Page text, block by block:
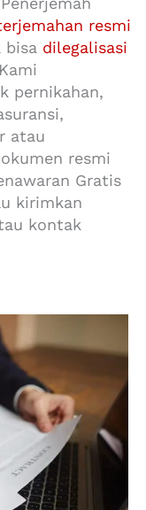
resmi
bisa dilegalisasi
pernikahan,
atau
resmi
Gratis
kirimkan
kontak